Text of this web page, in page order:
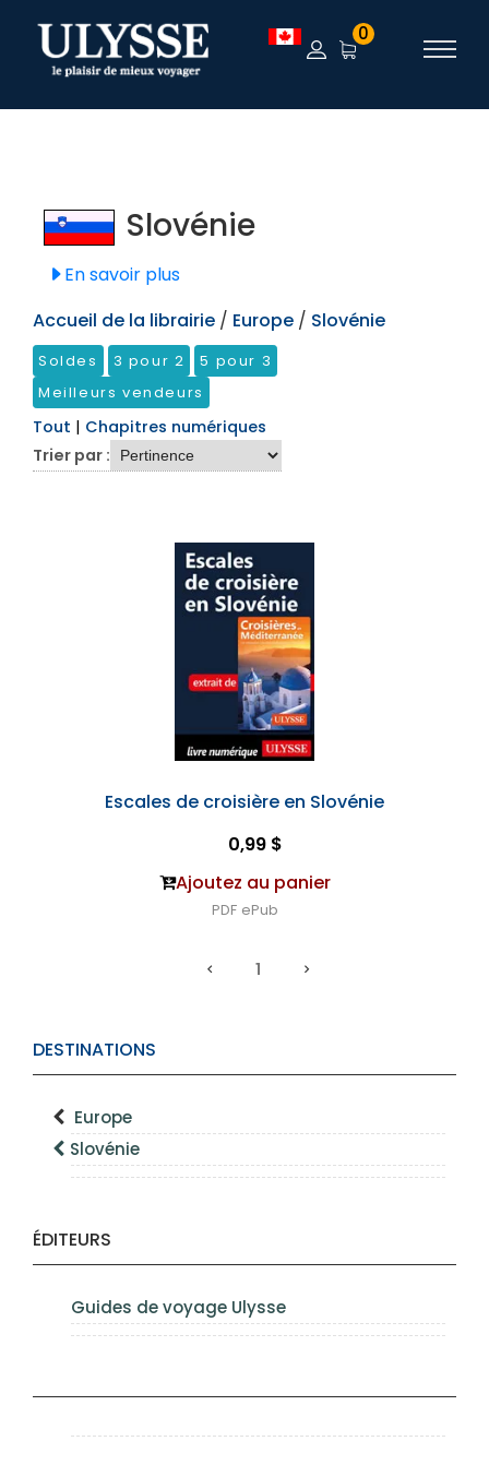
TEST 0
DESTINATIONS
Europe
Slovénie
ÉDITEURS
Guides de voyage Ulysse
Slovénie
En savoir plus
Accueil de la librairie / Europe / Slovénie
Soldes 3 pour 2
5 pour 3
Meilleurs vendeurs
Tout | Chapitres numériques
Trier par :
Escales de croisière en Slovénie
0,99 $
Ajoutez au panier
PDF ePub
1